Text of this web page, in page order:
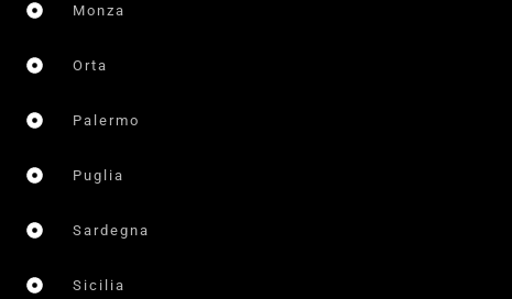
Monza
Orta
Palermo
Puglia
Sardegna
Sicilia